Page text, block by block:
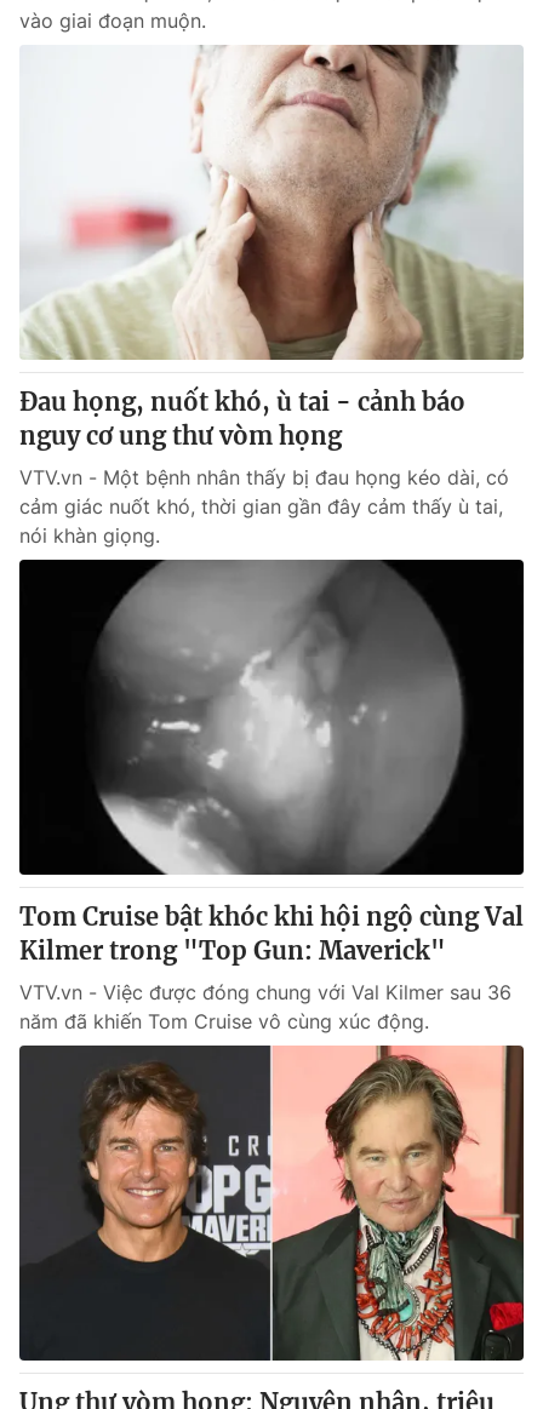
Email:toasoan@vtv.vn
Liên hệ quảng cáo:
024-7300.7108
® Cấm sao chép dưới mọi hình thức nếu không có sự chấp
thuận bằng văn bản. Ghi rõ nguồn VTV.vn khi phát hành lại
thông tin từ website này.
vào giai đoạn muộn.
Đau họng, nuốt khó, ù tai - cảnh báo
nguy cơ ung thư vòm họng
VTV.vn - Một bệnh nhân thấy bị đau họng kéo dài, có
cảm giác nuốt khó, thời gian gần đây cảm thấy ù tai,
nói khàn giọng.
Tom Cruise bật khóc khi hội ngộ cùng Val
Kilmer trong "Top Gun: Maverick"
VTV.vn - Việc được đóng chung với Val Kilmer sau 36
năm đã khiến Tom Cruise vô cùng xúc động.
Ung thư vòm họng: Nguyên nhân, triệu